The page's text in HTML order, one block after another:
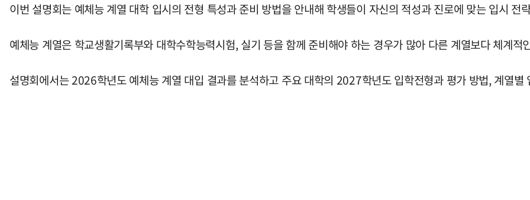
이번 설명회는 예체능 계열 대학 입시의 전형 특성과 준비 방법을 안내해 학생들이 자신의 적성과 진로에 맞는 입시 전
예체능 계열은 학교생활기록부와 대학수학능력시험, 실기 등을 함께 준비해야 하는 경우가 많아 다른 계열보다 체계적
설명회에서는 2026학년도 예체능 계열 대입 결과를 분석하고 주요 대학의 2027학년도 입학전형과 평가 방법, 계열별